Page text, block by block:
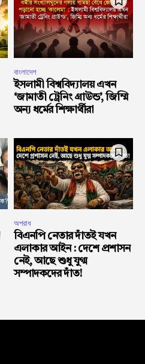
বাংলাদেশ
ইসলামী বিশ্ববিদ্যালয় এখন
‘জামাতী ট্রেনিং গ্রাউন্ড’, জিম্মি
অন্য ধর্মের শিক্ষার্থীরা
অপরাধ
বিএনপি নেতার দাঁতই যখন
এলাকার আইন : দেশে প্রশাসন
নেই, আছে শুধু যুগ্ম
সম্পাদকদের দাঁত!